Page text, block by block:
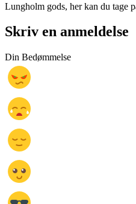
Lungholm gods, her kan du tage
Skriv en anmeldelse
Din Bedømmelse